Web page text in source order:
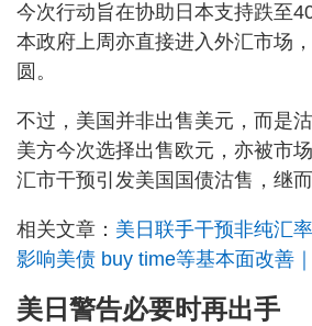
今次行动旨在协助日本支持跌至
本政府上周亦直接进入外汇市场
圆。
不过，美国并非出售美元，而是
美方今次选择出售欧元，亦被市
汇市干预引发美国国债沽售，继
相关文章： 美日联手干预非纯汇
影响美债 buy time等基本面改善
美日警告必要时再出手